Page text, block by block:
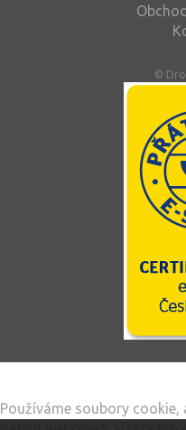
©
Používáme soubory